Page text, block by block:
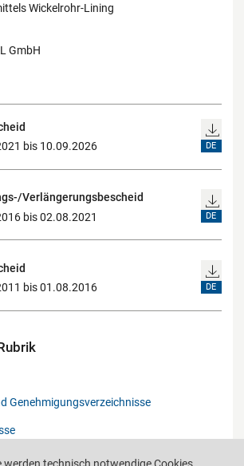
Wickelrohr-Lining
GmbH
bis 10.09.2026
DE
Verlängerungsbescheid
bis 02.08.2021
DE
bis 01.08.2016
DE
Genehmigungsverzeichnisse
werden technisch notwendige Cookies